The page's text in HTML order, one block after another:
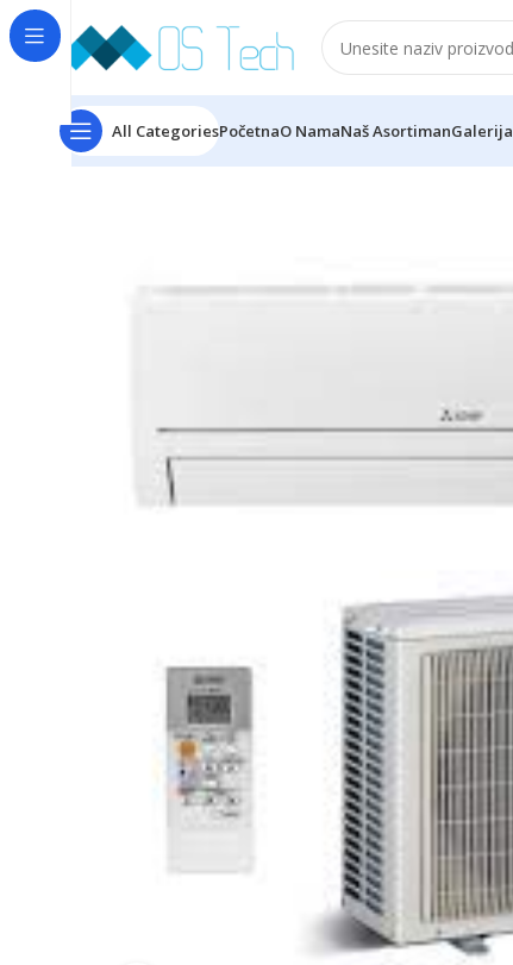
All CategoriesPočetnaO NamaNaš AsortimanGalerija
Početna MITSUBISHI ELECTRIC